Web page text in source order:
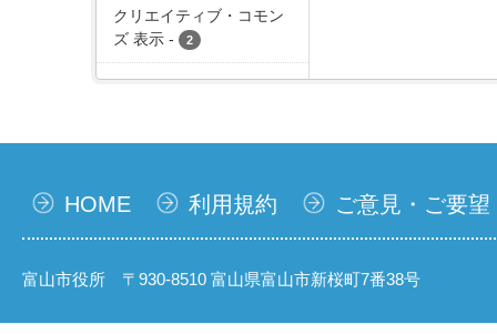
クリエイティブ・コモン
ズ 表示 - 2
HOME 利用規約 ご意見・ご要望
富山市役所 〒930-8510 富山県富山市新桜町7番38号